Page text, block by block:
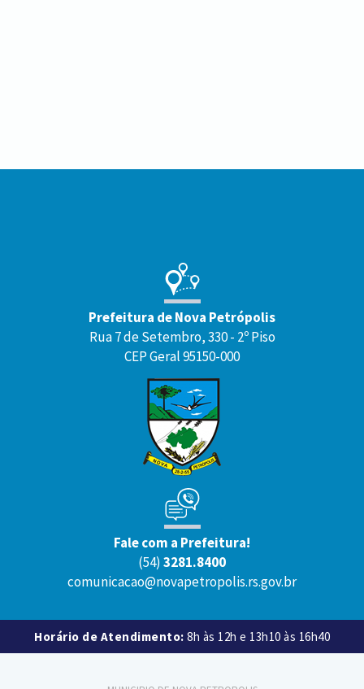
Prefeitura de Nova Petrópolis
Rua 7 de Setembro, 330 - 2º Piso
CEP Geral 95150-000
Fale com a Prefeitura!
(54) 3281.8400
comunicacao@novapetropolis.rs.gov.br
Horário de Atendimento: 8h às 12h e 13h10 às 16h40